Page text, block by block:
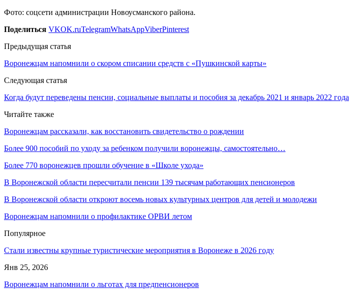
Фото: соцсети администрации Новоусманского района.
Поделиться VKOK.ruTelegramWhatsAppViberPinterest
Предыдущая статья
Воронежцам напомнили о скором списании средств с «Пушкинской карты»
Следующая статья
Когда будут переведены пенсии, социальные выплаты и пособия за декабрь 2021 и январь 2022 года
Читайте также
Воронежцам рассказали, как восстановить свидетельство о рождении
Более 900 пособий по уходу за ребенком получили воронежцы, самостоятельно…
Более 770 воронежцев прошли обучение в «Школе ухода»
В Воронежской области пересчитали пенсии 139 тысячам работающих пенсионеров
В Воронежской области откроют восемь новых культурных центров для детей и молодежи
Воронежцам напомнили о профилактике ОРВИ летом
Популярное
Стали известны крупные туристические мероприятия в Воронеже в 2026 году
Янв 25, 2026
Воронежцам напомнили о льготах для предпенсионеров